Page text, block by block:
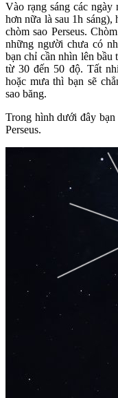
Vào rạng sáng các
hơn nữa là sau 1h
chòm sao Perseus.
những người chưa có
bạn chỉ cần nhìn lên
từ 30 đến 50 độ. Tất
hoặc mưa thì bạn sẽ
sao băng.
Trong hình dưới đây bạn
Perseus.